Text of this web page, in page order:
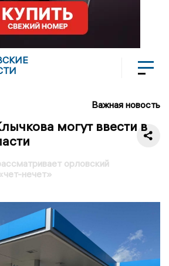
Важная новость
могут ввести в
орловский
нечет»